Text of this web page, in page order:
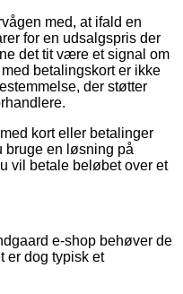
med, at ifald en
for en udsalgspris der
det tit være et signal om
betalingskort er ikke
der støtter
kort eller betalinger
bruge en løsning på
vil betale beløbet over et
e-shop behøver de
er dog typisk et